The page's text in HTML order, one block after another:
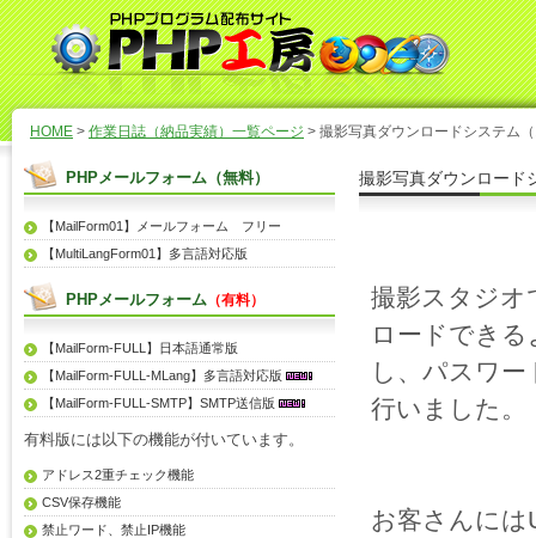
HOME > 作業日誌（納品実績）一覧ページ > 撮影写真ダウンロードシステム
撮影写真ダウンロード
撮影スタジオ
ロードでき
し、パスワ
行いました。
お客さんに
PHPメールフォーム（無料）
【MailForm01】メールフォーム フリー
【MultiLangForm01】多言語対応版
PHPメールフォーム （有料）
【MailForm-FULL】日本語通常版
【MailForm-FULL-MLang】多言語対応版
【MailForm-FULL-SMTP】SMTP送信版
有料版には以下の機能が付いています。
アドレス2重チェック機能
CSV保存機能
禁止ワード、禁止IP機能